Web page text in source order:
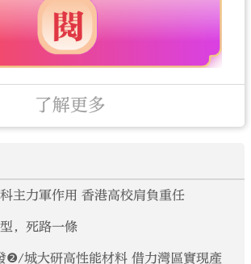
了解更多
主力軍作用 香港高校肩負重任
，死路一條
❷/城大研高性能材料 借力灣區實現產